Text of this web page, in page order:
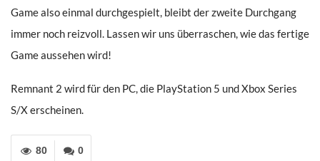
Game also einmal durchgespielt, bleibt der zweite Durchgang
immer noch reizvoll. Lassen wir uns überraschen, wie das fertige
Game aussehen wird!
Remnant 2 wird für den PC, die PlayStation 5 und Xbox Series
S/X erscheinen.
0
80